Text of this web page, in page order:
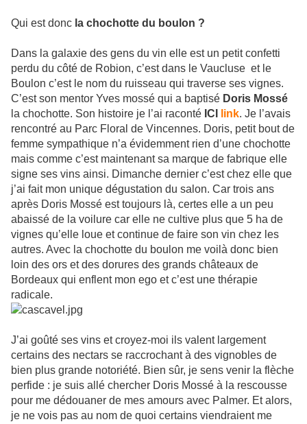
Qui est donc la chochotte du boulon ?
Dans la galaxie des gens du vin elle est un petit confetti
perdu du côté de Robion, c’est dans le Vaucluse et le
Boulon c’est le nom du ruisseau qui traverse ses vignes.
C’est son mentor Yves mossé qui a baptisé Doris Mossé
la chochotte. Son histoire je l’ai raconté ICI link. Je l’avais
rencontré au Parc Floral de Vincennes. Doris, petit bout de
femme sympathique n’a évidemment rien d’une chochotte
mais comme c’est maintenant sa marque de fabrique elle
signe ses vins ainsi. Dimanche dernier c’est chez elle que
j’ai fait mon unique dégustation du salon. Car trois ans
après Doris Mossé est toujours là, certes elle a un peu
abaissé de la voilure car elle ne cultive plus que 5 ha de
vignes qu’elle loue et continue de faire son vin chez les
autres. Avec la chochotte du boulon me voilà donc bien
loin des ors et des dorures des grands châteaux de
Bordeaux qui enflent mon ego et c’est une thérapie
radicale.
J’ai goûté ses vins et croyez-moi ils valent largement
certains des nectars se raccrochant à des vignobles de
bien plus grande notoriété. Bien sûr, je sens venir la flèche
perfide : je suis allé chercher Doris Mossé à la rescousse
pour me dédouaner de mes amours avec Palmer. Et alors,
je ne vois pas au nom de quoi certains viendraient me